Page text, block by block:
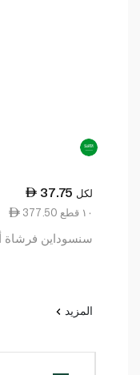
37.75 لكل
377.50 ١٠ قطع
سنسوداين فرشاة
المزيد